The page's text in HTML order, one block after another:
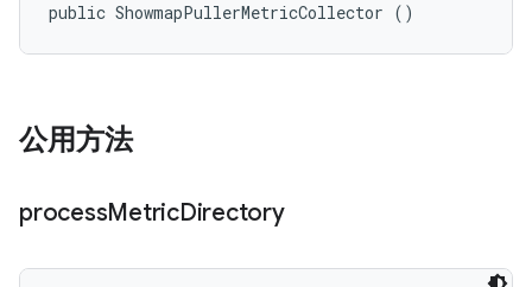
public ShowmapPullerMetricCollector ()
公用方法
processMetricDirectory